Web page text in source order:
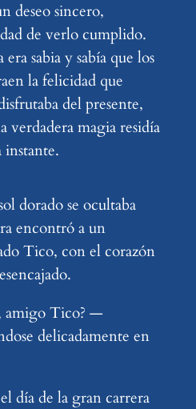
deseo sincero,
de verlo cumplido.
sabia y sabía que los
la felicidad que
del presente,
verdadera magia residía
instante.
dorado se ocultaba
encontró a un
Tico, con el corazón
amigo Tico? —
delicadamente en
día de la gran carrera